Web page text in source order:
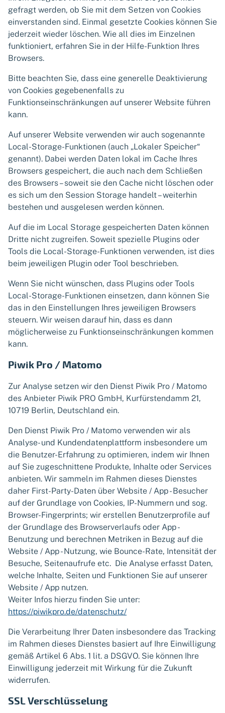
gefragt werden, ob Sie mit dem Setzen von Cookies
einverstanden sind. Einmal gesetzte Cookies können Sie
jederzeit wieder löschen. Wie all dies im Einzelnen
funktioniert, erfahren Sie in der Hilfe-Funktion Ihres
Browsers.
Bitte beachten Sie, dass eine generelle Deaktivierung
von Cookies gegebenenfalls zu
Funktionseinschränkungen auf unserer Website führen
kann.
Auf unserer Website verwenden wir auch sogenannte
Local-Storage-Funktionen (auch „Lokaler Speicher“
genannt). Dabei werden Daten lokal im Cache Ihres
Browsers gespeichert, die auch nach dem Schließen
des Browsers – soweit sie den Cache nicht löschen oder
es sich um den Session Storage handelt – weiterhin
bestehen und ausgelesen werden können.
Auf die im Local Storage gespeicherten Daten können
Dritte nicht zugreifen. Soweit spezielle Plugins oder
Tools die Local-Storage-Funktionen verwenden, ist dies
beim jeweiligen Plugin oder Tool beschrieben.
Wenn Sie nicht wünschen, dass Plugins oder Tools
Local-Storage-Funktionen einsetzen, dann können Sie
das in den Einstellungen Ihres jeweiligen Browsers
steuern. Wir weisen darauf hin, dass es dann
möglicherweise zu Funktionseinschränkungen kommen
kann.
Piwik Pro / Matomo
Zur Analyse setzen wir den Dienst Piwik Pro / Matomo
des Anbieter Piwik PRO GmbH, Kurfürstendamm 21,
10719 Berlin, Deutschland ein.
Den Dienst Piwik Pro / Matomo verwenden wir als
Analyse- und Kundendatenplattform insbesondere um
die Benutzer-Erfahrung zu optimieren, indem wir Ihnen
auf Sie zugeschnittene Produkte, Inhalte oder Services
anbieten. Wir sammeln im Rahmen dieses Dienstes
daher First-Party-Daten über Website / App - Besucher
auf der Grundlage von Cookies, IP-Nummern und sog.
Browser-Fingerprints; wir erstellen Benutzerprofile auf
der Grundlage des Browserverlaufs oder App -
Benutzung und berechnen Metriken in Bezug auf die
Website / App - Nutzung, wie Bounce-Rate, Intensität der
Besuche, Seitenaufrufe etc. Die Analyse erfasst Daten,
welche Inhalte, Seiten und Funktionen Sie auf unserer
Website / App nutzen.
Weiter Infos hierzu finden Sie unter:
https://piwikpro.de/datenschutz/
Die Verarbeitung Ihrer Daten insbesondere das Tracking
im Rahmen dieses Dienstes basiert auf Ihre Einwilligung
gemäß Artikel 6 Abs. 1 lit. a DSGVO. Sie können Ihre
Einwilligung jederzeit mit Wirkung für die Zukunft
widerrufen.
SSL Verschlüsselung